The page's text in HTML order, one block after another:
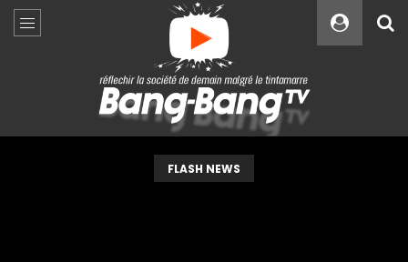
FLASH NEWS
Custom Amount
VEUILLEZ PATIENTER...